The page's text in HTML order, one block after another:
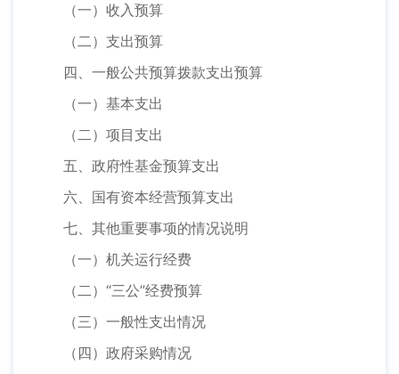
（一）收入预算
（二）支出预算
四、一般公共预算拨款支出预算
（一）基本支出
（二）项目支出
五、政府性基金预算支出
六、国有资本经营预算支出
七、其他重要事项的情况说明
（一）机关运行经费
（二）“三公”经费预算
（三）一般性支出情况
（四）政府采购情况